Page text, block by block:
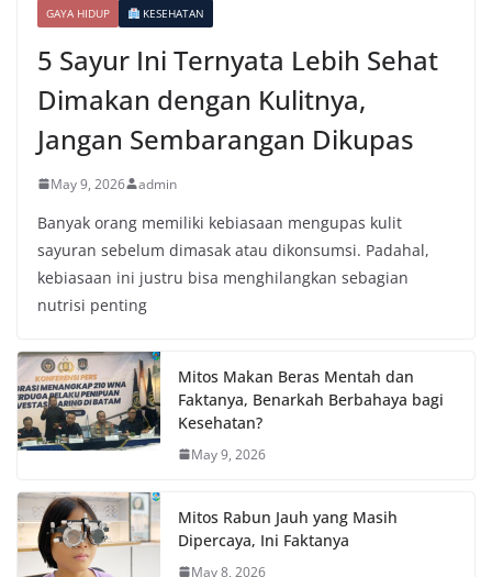
GAYA HIDUP KESEHATAN
5 Sayur Ini Ternyata Lebih Sehat
Dimakan dengan Kulitnya,
Jangan Sembarangan Dikupas
May 9, 2026 admin
Banyak orang memiliki kebiasaan mengupas kulit
sayuran sebelum dimasak atau dikonsumsi. Padahal,
kebiasaan ini justru bisa menghilangkan sebagian
nutrisi penting
Mitos Makan Beras Mentah dan
Faktanya, Benarkah Berbahaya bagi
Kesehatan?
May 9, 2026
Mitos Rabun Jauh yang Masih
Dipercaya, Ini Faktanya
May 8, 2026